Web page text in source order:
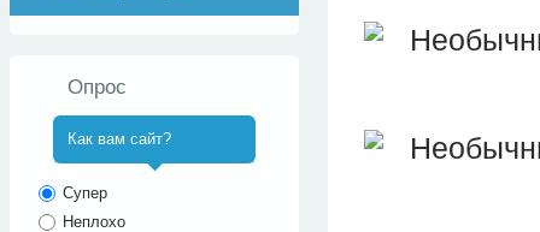
Опрос
Как вам сайт?
Супер
Неплохо